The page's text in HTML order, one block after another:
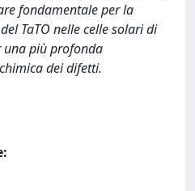
fondamentale per la
TaTO nelle celle solari di
una più profonda
dei difetti.